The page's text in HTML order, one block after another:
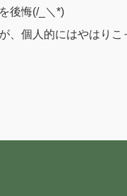
後悔(/_＼*)
、個人的にはやはり